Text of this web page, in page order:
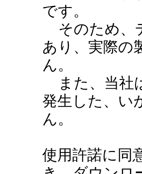
です。
そのため、
あり、実際の
ん。
また、当社
発生した、い
ん。
使用許諾に同